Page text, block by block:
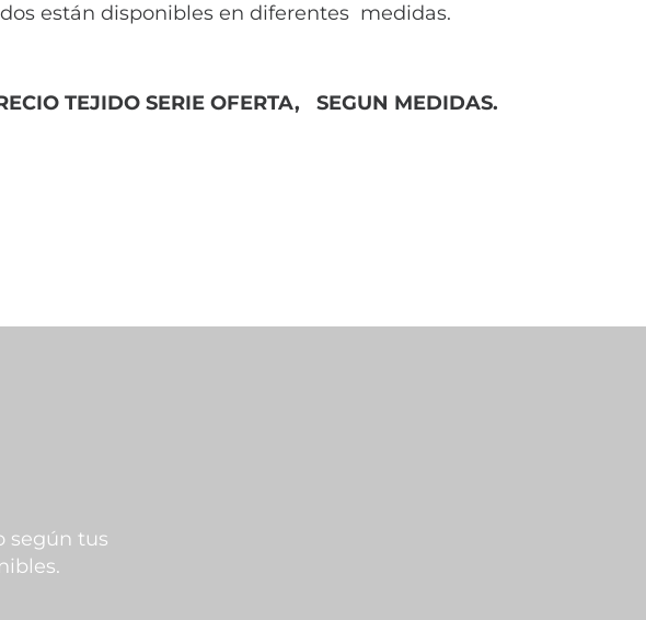
están disponibles en diferentes medidas.
TEJIDO SERIE OFERTA, SEGUN MEDIDAS.
según tus